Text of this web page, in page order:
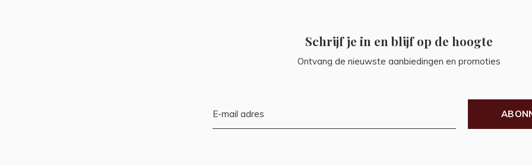
Schrijf je in en blijf op de hoogte
Ontvang de nieuwste aanbiedingen en promoties